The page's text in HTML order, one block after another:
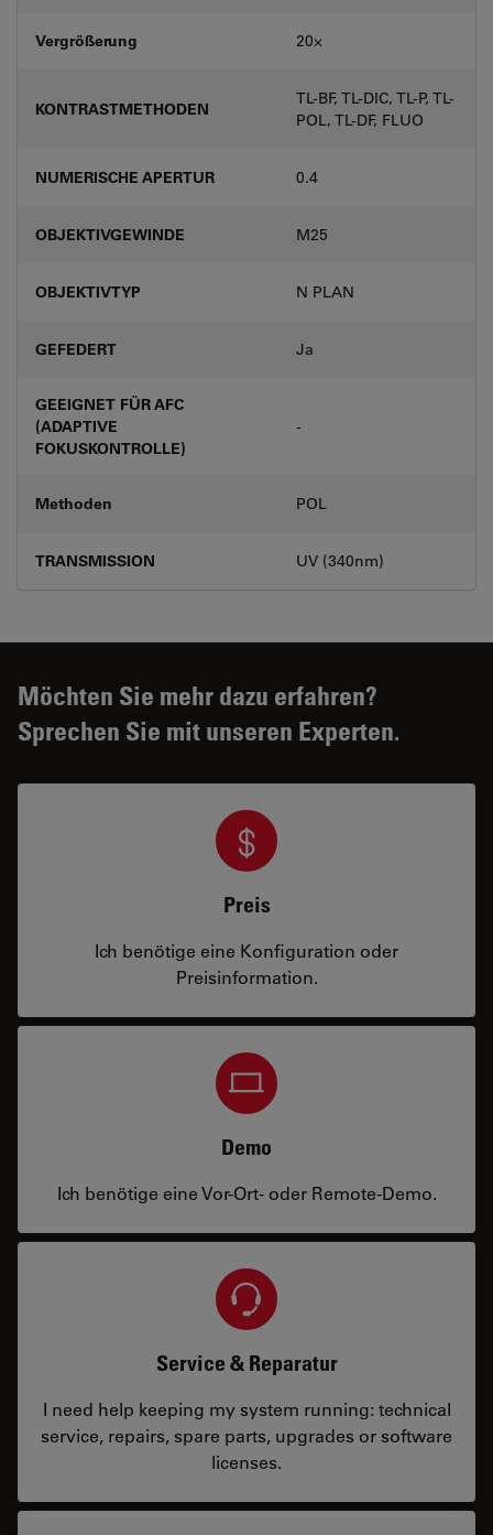
Vergrößerung 20⨉
KONTRASTMETHODEN
TL-BF, TL-DIC, TL-P, TL-
POL, TL-DF, FLUO
NUMERISCHE APERTUR 0.4
OBJEKTIVGEWINDE M25
OBJEKTIVTYP N PLAN
GEFEDERT Ja
GEEIGNET FÜR AFC
(ADAPTIVE
FOKUSKONTROLLE)
-
Methoden POL
TRANSMISSION UV (340nm)
Möchten Sie mehr dazu erfahren?
Sprechen Sie mit unseren Experten.
Preis
Ich benötige eine Konfiguration oder
Preisinformation.
Demo
Ich benötige eine Vor-Ort- oder Remote-Demo.
Service & Reparatur
I need help keeping my system running: technical
service, repairs, spare parts, upgrades or software
licenses.